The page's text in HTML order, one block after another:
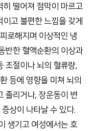
히 떨어져 점막이 마르고
고 불편한 느낌을 갖게
로해지며 이상적인 냉
반한 혈액순환의 이상과
조절이나 뇌의 혈류량,
등에 영향을 미쳐 뇌의
졸리거나, 장운동이 변
상이 나타날 수 있다.
생기고 여성에서는 호